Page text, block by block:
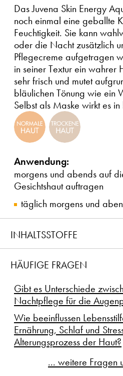
Das Juvena Skin Energy
noch einmal eine geballte
Feuchtigkeit. Sie kann
oder die Nacht zusätzlich
Pflegecreme aufgetragen
in seiner Textur ein wahrer
sehr frisch und mutet
bläulichen Tönung wie ein
Selbst als Maske wirkt es
Anwendung:
morgens und abends auf
Gesichtshaut auftragen
täglich morgens und
INHALTSSTOFFE
HÄUFIGE FRAGEN
Gibt es Unterschiede
Nachtpflege für die
Wie beeinflussen
Ernährung, Schlaf und
Alterungsprozess der Haut?
... weitere Fragen